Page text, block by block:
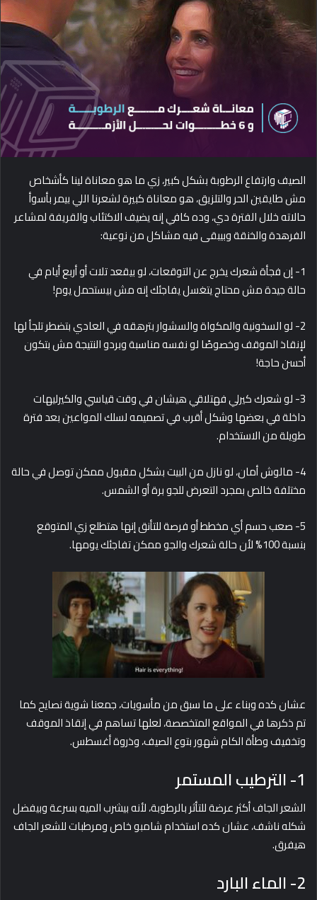
d
a
الصيف وارتفاع الرطوبة بشكل كبير، زي ما هو معاناة لينا كأشخاص
مش طايقين الحر والتلزيق، هو معاناة كبيرة لشعرنا اللي بيمر بأسوأ
حالاته خلال الفترة دي، وده كافي إنه يضيف الاكتئاب والقريفة لمشاعر
الفرهدة والخنقة وبيبقى فيه مشاكل من نوعية:
1- إن فجأة شعرك يخرج عن التوقعات، لو بيقعد تلات أو أربع أيام في
حالة جيدة مش محتاج يتغسل يفاجئك إنه مش بيستحمل يوم!
2- لو السخونية والمكواة والسشوار بترهقه في العادي بتضطر تلجأ لها
لإنقاذ الموقف وخصوصًا لو نفسه مناسبة وبردو النتيجة مش بتكون
أحسن حاجة!
3- لو شعرك كيرلي فهتلاقي هيشان في وقت قياسي والكيرليهات
داخلة في بعضها وشكل أقرب في تصميمه لسلك المواعين بعد فترة
طويلة من الاستخدام.
4- مالوش أمان، لو نازل من البيت بشكل مقبول ممكن توصل في حالة
مختلفة خالص بمجرد التعرض للجو برة أو الشمس.
5- صعب حسم أي مخطط أو فرصة للتأنق إنها هتطلع زي المتوقع
بنسبة 100% لأن حالة شعرك والجو ممكن تفاجئك يومها.
عشان كده وبناء على ما سبق من مأسويات، جمعنا شوية نصايح كما
تم ذكرها في المواقع المتخصصة، لعلها تساهم في إنقاذ الموقف
وتخفيف وطأة الكام شهور بتوع الصيف، وذروة أغسطس.
1- الترطيب المستمر
الشعر الجاف أكثر عرضة للتأثر بالرطوبة، لأنه بيشرب الميه بسرعة وبيفضل
شكله ناشف، عشان كده استخدام شامبو خاص ومرطبات للشعر الجاف
هيفرق.
2- الماء البارد